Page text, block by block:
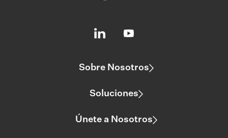
Sobre Nosotros
Soluciones
Únete a Nosotros